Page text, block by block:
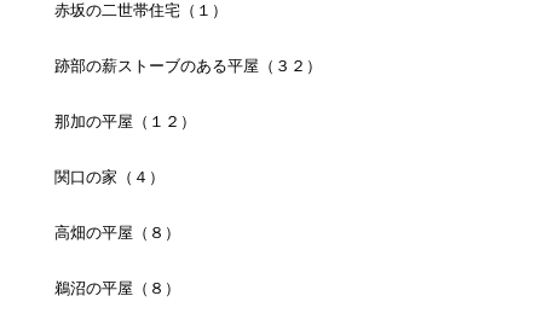
赤坂の二世帯住宅（１）
跡部の薪ストーブのある平屋（３２）
那加の平屋（１２）
関口の家（４）
高畑の平屋（８）
鵜沼の平屋（８）